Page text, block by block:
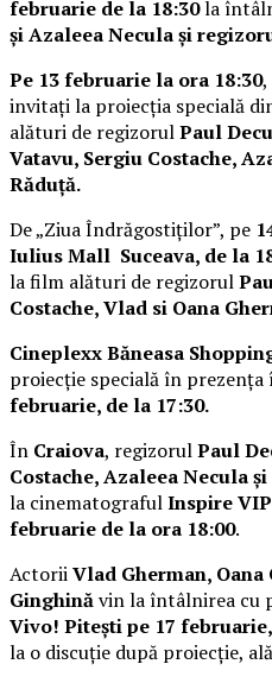
februarie de la 18:30la
și Azaleea Necula și
Pe 13 februarie la ora 18:30
invitați la proiecția specială
alături de regizorulPaul Decu
Vatavu, Sergiu Costache,
Răduță.
De „Ziua Îndrăgostiților”, pe
Iulius Mall Suceava, de la
la film alături de regizorul
Costache, Vlad si Oana
Cineplexx Băneasa
proiecție specială în
februarie, de la 17:30.
În Craiova, regizorulPaul
Costache, Azaleea Necula
la cinematografulInspire
februarie de la ora 18:00.
ActoriiVlad Gherman, Oana
Ginghinăvin la întâlnirea cu
Vivo! Pitești pe 17
la o discuție după proiecție,